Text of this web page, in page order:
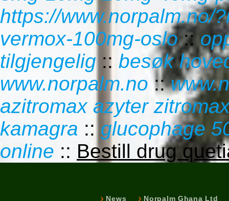
https://www.norpalm.no/
vermox-100mg-oslo::
tilgjengelig :: besøk
www.norpalm.no ::
azitromax azyter
kamagra :: glucophage
online :: Bestill drug
News Norpalm Ghana Ltd